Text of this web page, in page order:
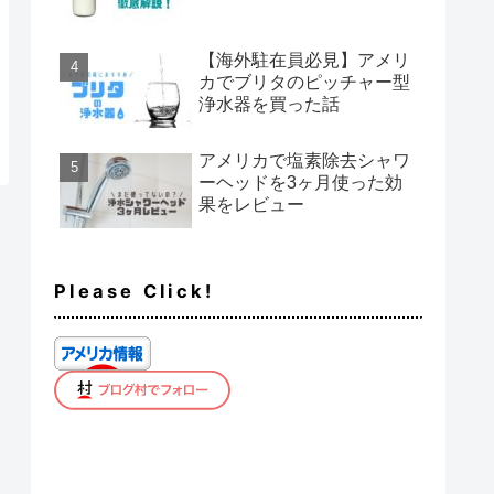
【海外駐在員必見】アメリ
カでブリタのピッチャー型
浄水器を買った話
アメリカで塩素除去シャワ
ーヘッドを3ヶ月使った効
果をレビュー
Please Click!